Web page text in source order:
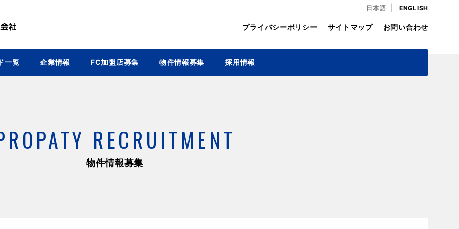
一覧 企業情報 FC加盟店募集 物件情報募集 採用情報
プライバシーポリシー サイトマップ お問い合わせ
日本語 ENGLISH
RECRUITMENT
物件情報募集